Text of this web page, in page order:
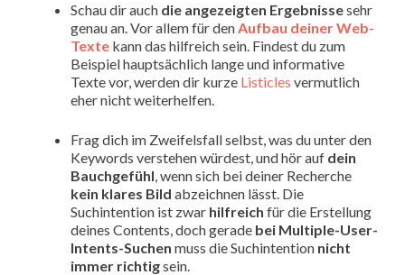
Schau dir auch die angezeigten Ergebnissesehr
genau an. Vor allem für denAufbau deiner Web-
Texte kann das hilfreich sein. Findest du zum
Beispiel hauptsächlich lange und informative
Texte vor, werden dir kurze Listicles vermutlich
eher nicht weiterhelfen.
Frag dich im Zweifelsfall selbst, was du unter den
Keywords verstehen würdest, und hör auf dein
Bauchgefühl, wenn sich bei deiner Recherche
kein klares Bild abzeichnen lässt. Die
Suchintention ist zwar hilfreich für die Erstellung
deines Contents, doch gerade bei Multiple-User-
Intents-Suchen muss die Suchintention nicht
immer richtigsein.